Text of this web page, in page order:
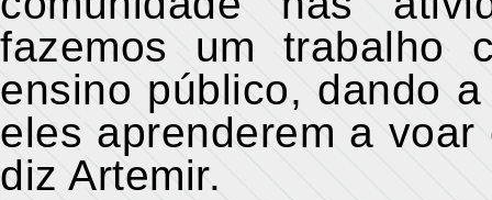
fazemos um trabalho
ensino público, dando
eles aprenderem a
diz Artemir.